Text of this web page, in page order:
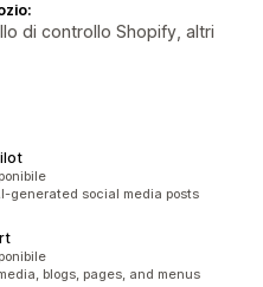
di controllo Shopify, altri
generated social media posts
blogs, pages, and menus